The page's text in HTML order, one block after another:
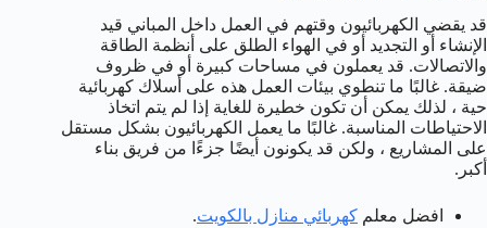
قد يقضي الكهربائيون وقتهم في العمل داخل المباني قيد
الإنشاء أو التجديد أو في الهواء الطلق على أنظمة الطاقة
والاتصالات. قد يعملون في مساحات كبيرة أو في ظروف
ضيقة. غالبًا ما تنطوي بيئات العمل هذه على أسلاك كهربائية
حية ، لذلك يمكن أن تكون خطيرة للغاية إذا لم يتم اتخاذ
الاحتياطات المناسبة. غالبًا ما يعمل الكهربائيون بشكل مستقل
على المشاريع ، ولكن قد يكونون أيضًا جزءًا من فريق بناء
أكبر.
افضل معلم كهربائي منازل بالكويت.